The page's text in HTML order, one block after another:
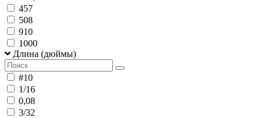
457
508
910
1000
Длина (дюймы)
#10
1/16
0,08
3/32